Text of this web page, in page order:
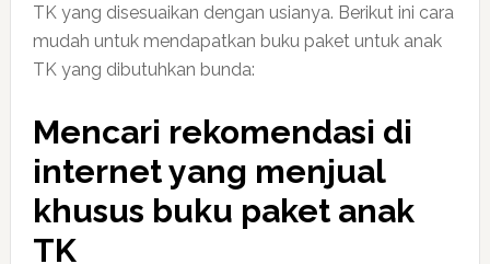
TK yang disesuaikan dengan usianya. Berikut ini cara
mudah untuk mendapatkan buku paket untuk anak
TK yang dibutuhkan bunda:
Mencari rekomendasi di
internet yang menjual
khusus buku paket anak
TK